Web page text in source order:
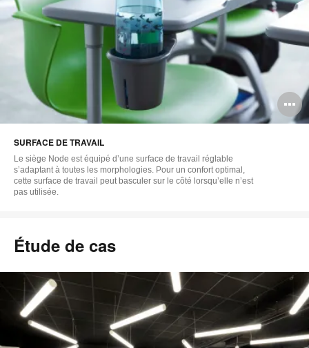
SURFACE DE TRAVAIL
Le siège Node est équipé d’une surface de travail réglable
s’adaptant à toutes les morphologies. Pour un confort optimal,
cette surface de travail peut basculer sur le côté lorsqu’elle n’est
pas utilisée.
Étude de cas